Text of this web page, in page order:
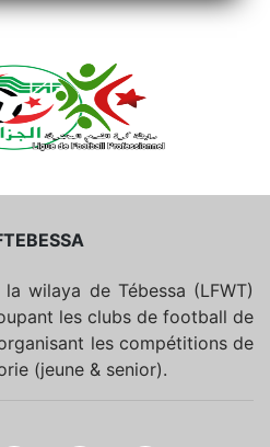
wilaya de Tébessa (LFWT)
les clubs de football de
les compétitions de
(jeune & senior).